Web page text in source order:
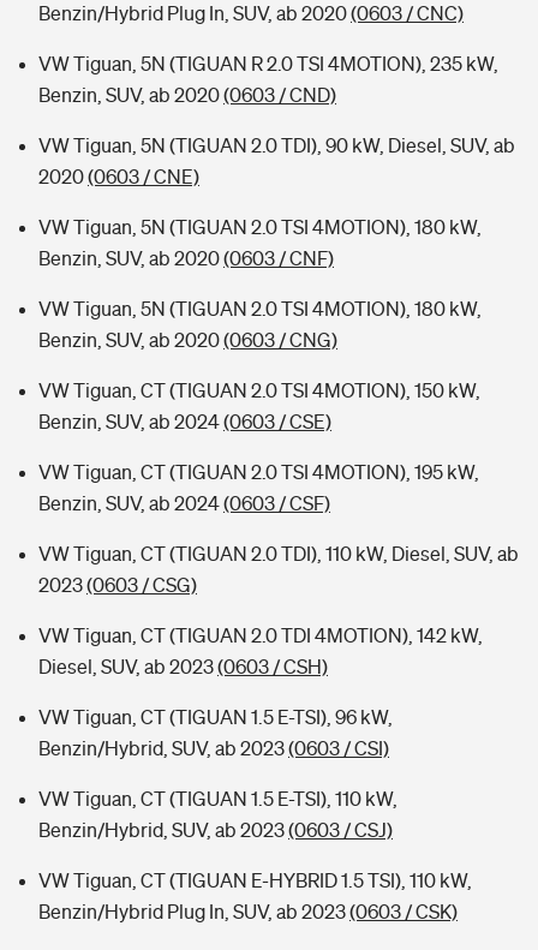
Benzin/Hybrid Plug In, SUV, ab 2020(0603 / CNC)
VW Tiguan, 5N (TIGUAN R 2.0 TSI 4MOTION), 235 kW,
Benzin, SUV, ab 2020(0603 / CND)
VW Tiguan, 5N (TIGUAN 2.0 TDI), 90 kW, Diesel, SUV, ab
2020(0603 / CNE)
VW Tiguan, 5N (TIGUAN 2.0 TSI 4MOTION), 180 kW,
Benzin, SUV, ab 2020(0603 / CNF)
VW Tiguan, 5N (TIGUAN 2.0 TSI 4MOTION), 180 kW,
Benzin, SUV, ab 2020(0603 / CNG)
VW Tiguan, CT (TIGUAN 2.0 TSI 4MOTION), 150 kW,
Benzin, SUV, ab 2024(0603 / CSE)
VW Tiguan, CT (TIGUAN 2.0 TSI 4MOTION), 195 kW,
Benzin, SUV, ab 2024(0603 / CSF)
VW Tiguan, CT (TIGUAN 2.0 TDI), 110 kW, Diesel, SUV, ab
2023(0603 / CSG)
VW Tiguan, CT (TIGUAN 2.0 TDI 4MOTION), 142 kW,
Diesel, SUV, ab 2023(0603 / CSH)
VW Tiguan, CT (TIGUAN 1.5 E-TSI), 96 kW,
Benzin/Hybrid, SUV, ab 2023(0603 / CSI)
VW Tiguan, CT (TIGUAN 1.5 E-TSI), 110 kW,
Benzin/Hybrid, SUV, ab 2023(0603 / CSJ)
VW Tiguan, CT (TIGUAN E-HYBRID 1.5 TSI), 110 kW,
Benzin/Hybrid Plug In, SUV, ab 2023(0603 / CSK)